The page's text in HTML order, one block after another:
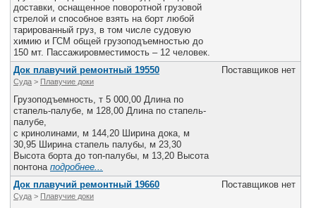
доставки, оснащенное поворотной грузовой
стрелой и способное взять на борт любой
тарированный груз, в том числе судовую
химию и ГСМ общей грузоподъемностью до
150 мт. Пассажировместимость – 12 человек.
Док плавучий ремонтный 19550
Суда > Плавучие доки
Грузоподъемность, т 5 000,00 Длина по
стапель-палубе, м 128,00 Длина по стапель-
палубе,
с кринолинами, м 144,20 Ширина дока, м
30,95 Ширина стапель палубы, м 23,30
Высота борта до топ-палубы, м 13,20 Высота
понтона подробнее...
Поставщиков нет
Док плавучий ремонтный 19660
Суда > Плавучие доки
Поставщиков нет